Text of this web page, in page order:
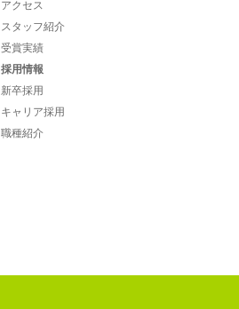
アクセス
スタッフ紹介
受賞実績
採用情報
新卒採用
キャリア採用
職種紹介